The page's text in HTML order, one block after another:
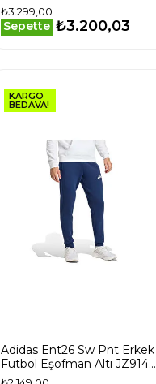
IN5619 Haki
₺3.299,00
Sepette ₺3.200,03
KARGO
BEDAVA!
Adidas Ent26 Sw Pnt Erkek
Futbol Eşofman Altı JZ9140
Lacivert